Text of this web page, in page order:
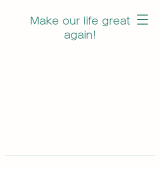
Make our life great
again!